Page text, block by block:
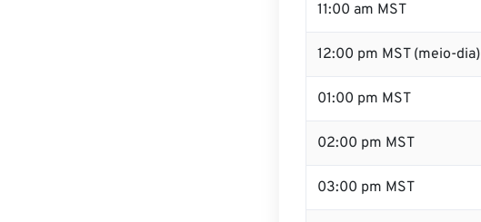
11:00 am MST
12:00 pm MST (meio-dia)
01:00 pm MST
02:00 pm MST
03:00 pm MST